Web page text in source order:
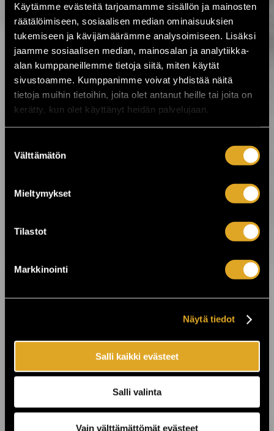
Käytämme evästeitä tarjoamamme sisällön ja mainosten
räätälöimiseen, sosiaalisen median ominaisuuksien
tukemiseen ja kävijämäärämme analysoimiseen. Lisäksi
jaamme sosiaalisen median, mainosalan ja analytiikka-
alan kumppaneillemme tietoja siitä, miten käytät
sivustoamme. Kumppanimme voivat yhdistää näitä
tietoja muihin tietoihin, joita olet antanut heille tai joita on
kerätty, kun olet käyttänyt heidän palvelujaan.
valinta
Välttämätön
Mieltymykset
Tilastot
Markkinointi
Näytä tiedot
Salli kaikki evästeet
Salli valinta
Vain välttämättömät evästeet
VILLIT ensi-ilta lähestyy: Koe
ainutlaatuinen elämys Kajaanissa! ›
3.8.2026 10:15
Ole mukana tekemässä historiaa –
varmista paikkasi eurotaistoon nyt! ›
Areenalla! ›
23.7.2026 00:01
22.7.2026 10:00
Billnäsin ruukin kesä jatkuu! ›
SOPP tuo kesän lasiin Helsingissä, Turussa
ja Oulussa! ›